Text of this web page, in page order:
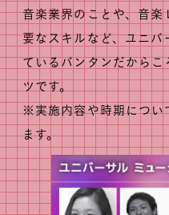
音楽業界のことや、音
要なスキルなど、ユニ
ているバンタンだからこ
ツです。
※実施内容や時期につい
ます。